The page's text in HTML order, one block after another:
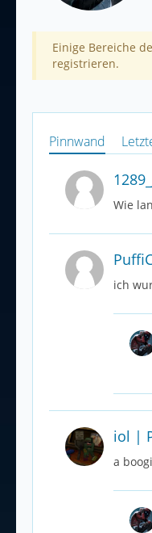
Einige Bereiche
registrieren.
Pinnwand
Wie
ich
iol |
a